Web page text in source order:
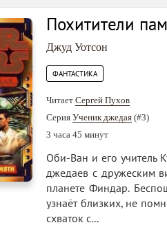
Похитители
Джуд Уотсон
ФАНТАСТИКА
Читает Сергей Пухов
Серия Ученик джедая (#3)
3 часа 45 минут
Оби-Ван и его учитель
джедаев с дружеским
планете Финдар.
узнаёт близких, не
схваток с...